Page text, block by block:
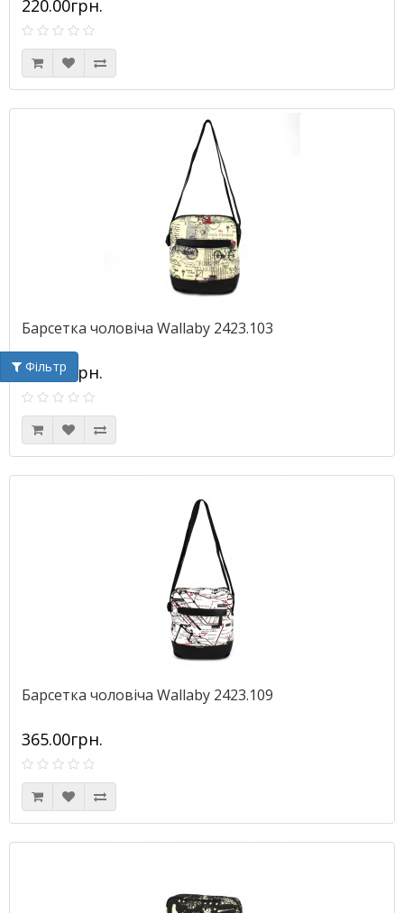
220.00грн.
Барсетка чоловіча Wallaby 2423.103
365.00грн.
Барсетка чоловіча Wallaby 2423.109
365.00грн.
Фільтр